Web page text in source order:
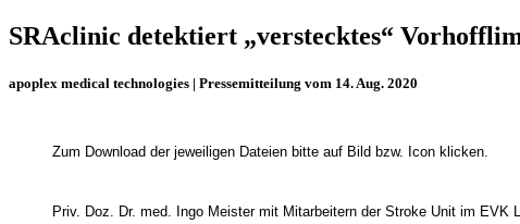
SRAclinic detektiert „verstecktes“
apoplex medical technologies | Pressemitteilung vom 14. Aug. 2020
Zum Download der jeweiligen Dateien bitte auf Bild bzw. Icon klicken.
Priv. Doz. Dr. med. Ingo Meister mit Mitarbeitern der Stroke Unit im EVK